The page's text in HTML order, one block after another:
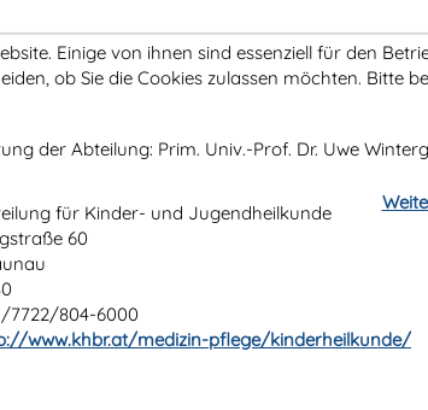
der Abteilung: Prim. Univ.-Prof. Dr. Uwe
für Kinder- und Jugendheilkunde
60
7722/804-6000
www.khbr.at/medizin-pflege/kinderheilkunde/
Einige von ihnen sind essenziell für den
ob Sie die Cookies zulassen möchten.